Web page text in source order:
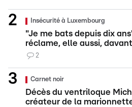
Insécurité à Luxembourg
"Je me bats depuis dix
réclame, elle aussi,
2
Carnet noir
Décès du ventriloque
créateur de la